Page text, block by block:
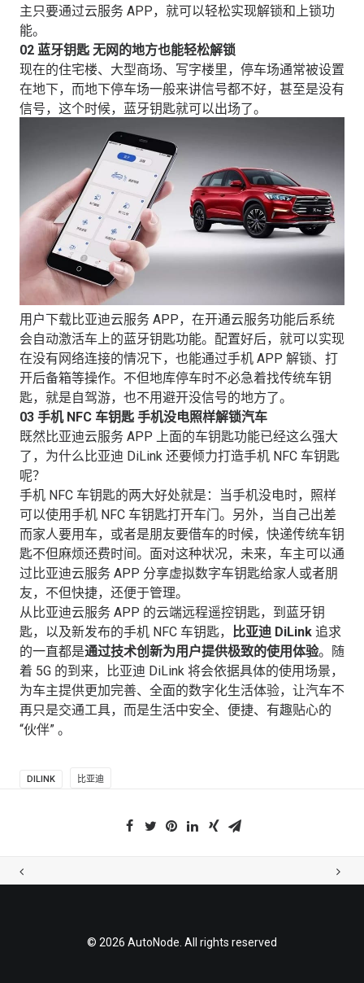
主只要通过云服务 APP，就可以轻松实现解锁和上锁功
能。
02 蓝牙钥匙 无网的地方也能轻松解锁
现在的住宅楼、大型商场、写字楼里，停车场通常被设置
在地下，而地下停车场一般来讲信号都不好，甚至是没有
信号，这个时候，蓝牙钥匙就可以出场了。
用户下载比亚迪云服务 APP，在开通云服务功能后系统
会自动激活车上的蓝牙钥匙功能。配置好后，就可以实现
在没有网络连接的情况下，也能通过手机 APP 解锁、打
开后备箱等操作。不但地库停车时不必急着找传统车钥
匙，就是自驾游，也不用避开没信号的地方了。
03 手机 NFC 车钥匙 手机没电照样解锁汽车
既然比亚迪云服务 APP 上面的车钥匙功能已经这么强大
了，为什么比亚迪 DiLink 还要倾力打造手机 NFC 车钥匙
呢？
手机 NFC 车钥匙的两大好处就是：当手机没电时，照样
可以使用手机 NFC 车钥匙打开车门。另外，当自己出差
而家人要用车，或者是朋友要借车的时候，快递传统车钥
匙不但麻烦还费时间。面对这种状况，未来，车主可以通
过比亚迪云服务 APP 分享虚拟数字车钥匙给家人或者朋
友，不但快捷，还便于管理。
从比亚迪云服务 APP 的云端远程遥控钥匙，到蓝牙钥
匙，以及新发布的手机 NFC 车钥匙，
比亚迪 DiLink 追求
的一直都是通过技术创新为用户提供极致的使用体验。随
着 5G 的到来，比亚迪 DiLink 将会依据具体的使用场景，
为车主提供更加完善、全面的数字化生活体验，让汽车不
再只是交通工具，而是生活中安全、便捷、有趣贴心的
“伙伴” 。
DILINK 比亚迪
© 2026 AutoNode. All rights reserved